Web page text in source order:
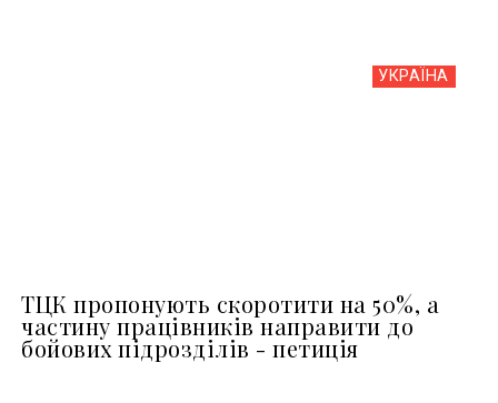
УКРАЇНА
ТЦК пропонують скоротити на 50%, а
частину працівників направити до
бойових підрозділів - петиція